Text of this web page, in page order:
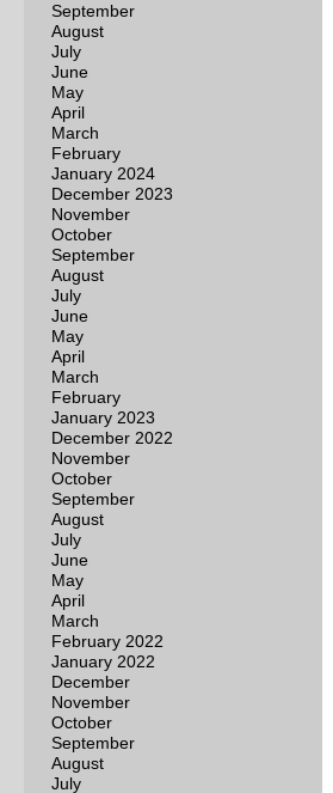
September
August
July
June
May
April
March
February
January 2024
December 2023
November
October
September
August
July
June
May
April
March
February
January 2023
December 2022
November
October
September
August
July
June
May
April
March
February 2022
January 2022
December
November
October
September
August
July